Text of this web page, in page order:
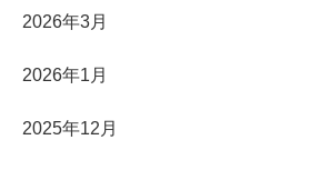
2026年3月
2026年1月
2025年12月